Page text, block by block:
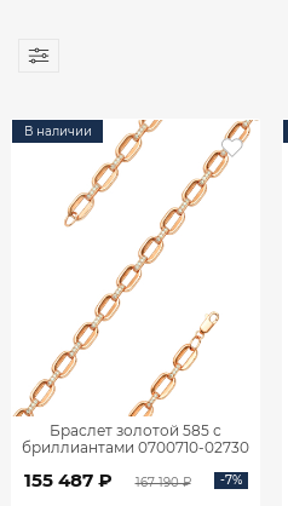
В наличии
Браслет золотой 585 с
бриллиантами 0700710-02730
155 487 ₽ 167 190 ₽ -7%